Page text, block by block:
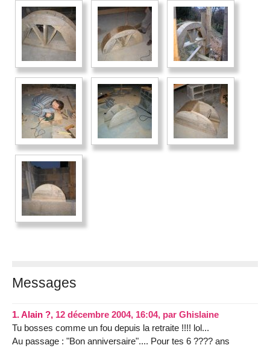
Messages
1.Alain ?, 12 décembre 2004, 16:04, par Ghislaine
Tu bosses comme un fou depuis la retraite !!!! lol...
Au passage : "Bon anniversaire".... Pour tes 6 ???? ans